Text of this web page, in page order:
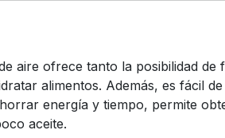
aire ofrece tanto la posibilidad
alimentos. Además, es fácil
energía y tiempo, permite
aceite.